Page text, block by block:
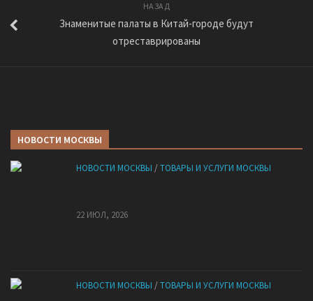
НАЗАД
Знаменитые палаты в Китай-городе будут
отреставрированы
НОВОСТИ МОСКВЫ
НОВОСТИ МОСКВЫ /ТОВАРЫ И УСЛУГИ МОСКВЫ
22 ИЮЛ, 2026
НОВОСТИ МОСКВЫ /ТОВАРЫ И УСЛУГИ МОСКВЫ